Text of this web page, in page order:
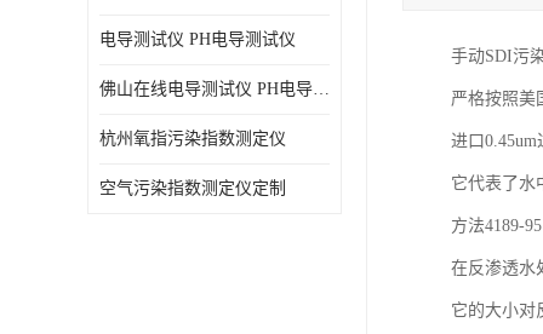
电导测试仪 PH电导测试仪
佛山在线电导测试仪 PH电导测试仪
杭州氧指污染指数测定仪
空气污染指数测定仪定制
手动SDI污
严格按照美
进口
它代表了水
方法4189-
在反渗透水
它的大小对